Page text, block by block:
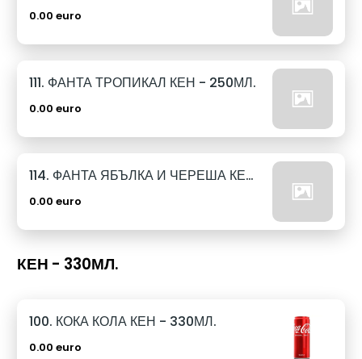
0.00 euro
111. ФАНТА ТРОПИКАЛ КЕН - 250МЛ.
0.00 euro
114. ФАНТА ЯБЪЛКА И ЧЕРЕША КЕН - 250МЛ.
0.00 euro
КЕН - 330МЛ.
100. КОКА КОЛА КЕН - 330МЛ.
0.00 euro